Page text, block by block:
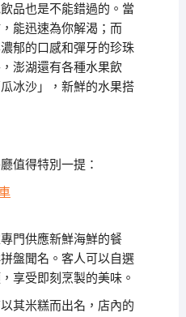
品也是不能錯過的。當
能迅速為你解渴；而
郁的口感和彈牙的珍珠
澎湖還有各種水果飲
冰沙」，新鮮的水果搭
值得特別一提：
門供應新鮮海鮮的餐
盤聞名。客人可以自選
享受即刻烹製的美味。
其米糕而出名，店內的